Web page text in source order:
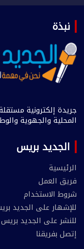
نبذة
جريدة إلكترونية
المحلية والجهوية
الجديد بريس
الرئيسية
فريق العمل
شروط الاستخدام
للإشهار على الجديد
للنشر على الجديد بريس
إتصل بفريقنا